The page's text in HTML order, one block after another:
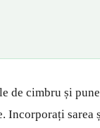
de cimbru și
Incorporați sarea